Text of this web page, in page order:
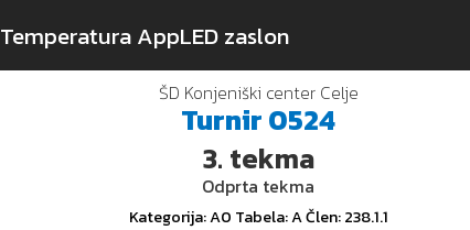
Temperatura AppLED zaslon
ŠD Konjeniški center Celje
Turnir0524
3. tekma
Odprta tekma
Kategorija: A0 Tabela: AČlen: 238.1.1